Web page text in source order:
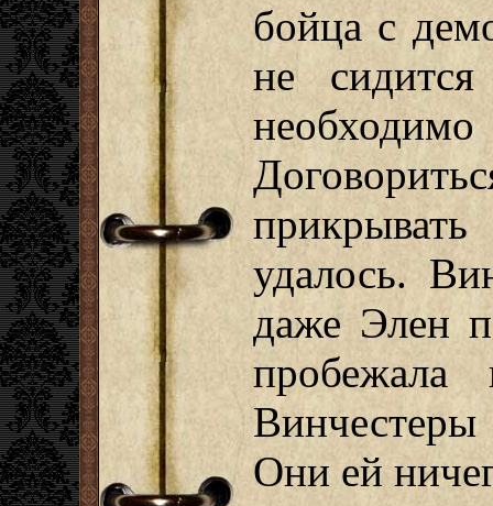
бойца с
не
удалось.
даже Элен
Они ей